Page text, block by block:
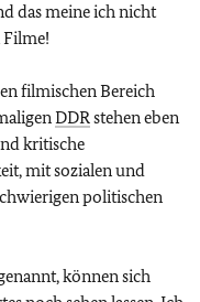
das meine ich nicht
Filme!
filmischen Bereich
DDRstehen eben
kritische
mit sozialen und
politischen
können sich